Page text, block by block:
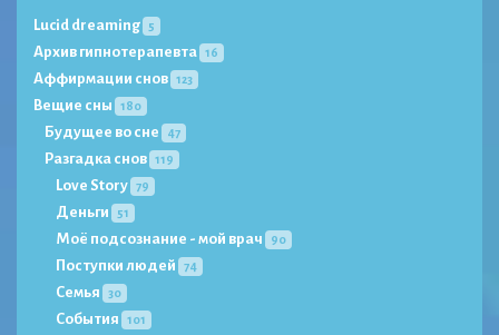
Lucid dreaming 5
Архив гипнотерапевта 16
Аффирмации снов 123
Вещие сны 180
Будущее во сне 47
Разгадка снов 119
Love Story 79
Деньги 51
Моё подсознание - мой врач 90
Поступки людей 74
Семья 30
События 101